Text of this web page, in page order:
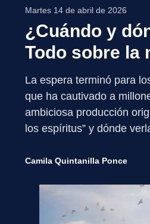
Cine y Series
Música
Literatura
Patrimonio
EXCLUSIVO H25
Martes 14 de abril de 2026
¿Cuándo y
Todo sobre la
La espera terminó para
que ha cautivado a
ambiciosa producción
los espíritus” y dónde
Camila Quintanilla Ponce